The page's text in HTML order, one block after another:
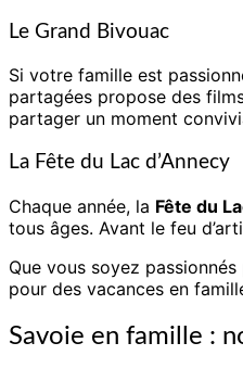
Le Grand Bivouac
Si votre famille est
partagées propose des
partager un moment
La Fête du Lac d’Annecy
Chaque année, la Fête du
tous âges. Avant le feu
Que vous soyez
pour des vacances en
Savoie en famille :